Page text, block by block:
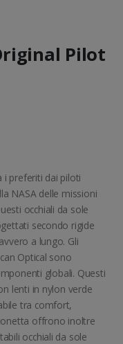
Pilot
i preferiti dai piloti
NASA delle missioni
occhiali da sole
secondo rigide
a lungo. Gli
Optical sono
globali. Questi
lenti in nylon verde
tra comfort,
offrono inoltre
occhiali da sole